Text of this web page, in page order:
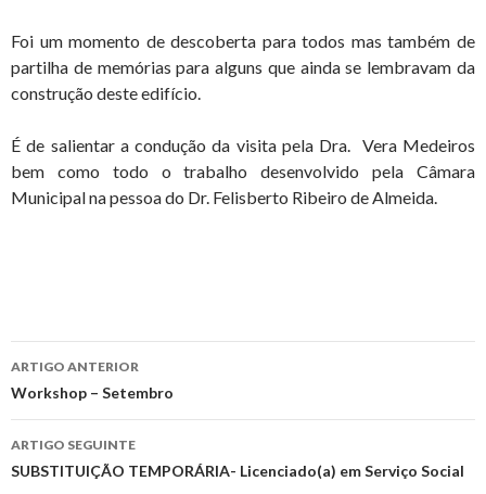
Foi um momento de descoberta para todos mas também de
partilha de memórias para alguns que ainda se lembravam da
construção deste edifício.
É de salientar a condução da visita pela Dra. Vera Medeiros
bem como todo o trabalho desenvolvido pela Câmara
Municipal na pessoa do Dr. Felisberto Ribeiro de Almeida.
Navegação
de
artigos
ARTIGO ANTERIOR
Workshop – Setembro
ARTIGO SEGUINTE
SUBSTITUIÇÃO TEMPORÁRIA- Licenciado(a) em Serviço Social